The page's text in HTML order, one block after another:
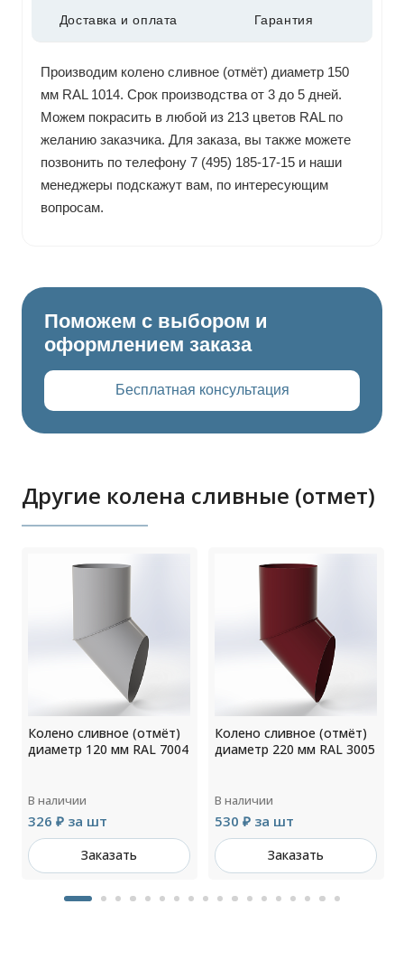
Доставка и оплата Гарантия
Производим колено сливное (отмёт) диаметр 150
мм RAL 1014. Срок производства от 3 до 5 дней.
Можем покрасить в любой из 213 цветов RAL по
желанию заказчика. Для заказа, вы также можете
позвонить по телефону 7 (495) 185-17-15 и наши
менеджеры подскажут вам, по интересующим
вопросам.
Поможем с выбором и
оформлением заказа
Бесплатная консультация
Другие колена сливные (отмет)
Колено сливное (отмёт)
диаметр 120 мм RAL 7004
В наличии
326 ₽ за шт
Заказать
Колено сливное (отмёт)
диаметр 220 мм RAL 3005
В наличии
530 ₽ за шт
Заказать